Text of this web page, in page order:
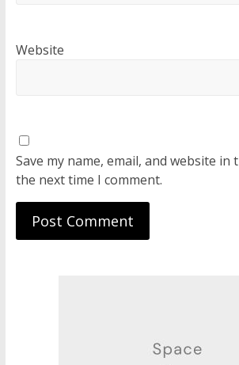
Website
Save my name, email, and website
the next time I comment.